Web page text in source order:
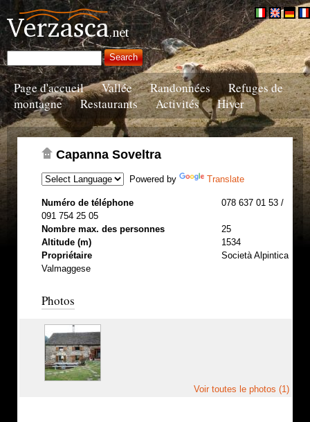
Page d'accueil Vallée Randonnées
Refuges de
montagne
Restaurants Activités Hiver
Capanna Soveltra
Powered by Translate
Numéro de téléphone
078 637 01 53 /
091 754 25 05
Nombre max. des personnes
25
Altitude (m)
1534
Propriétaire
Società Alpintica
Valmaggese
Photos
Voir toutes le photos (1)